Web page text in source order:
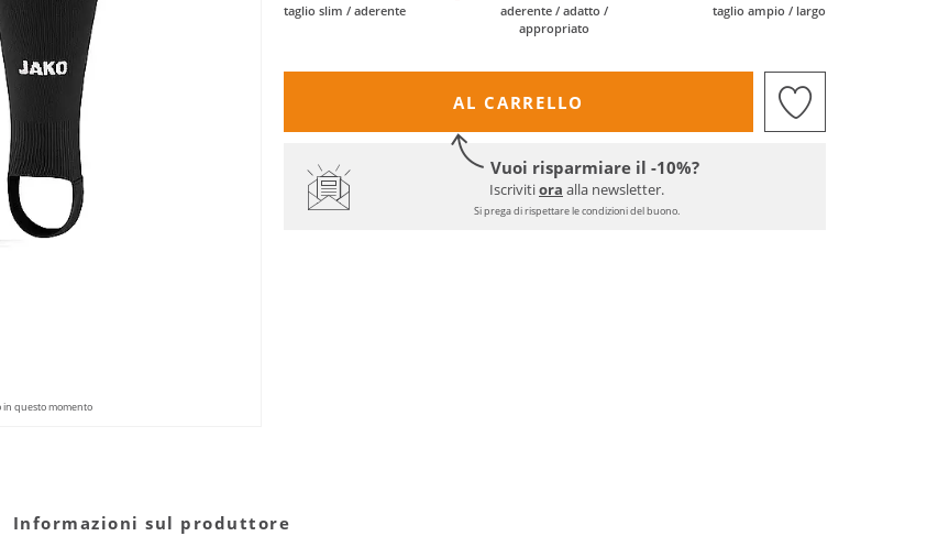
questo momento
taglio slim / aderente
aderente / adatto /
appropriato
taglio ampio / largo
AL CARRELLO
Vuoi risparmiare il -10%?
Iscrivitiora alla newsletter.
Si prega di rispettare le condizioni del buono.
Informazioni sul produttore